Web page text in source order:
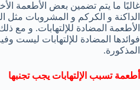
غالبًا ما يتم تضمين بعض الأطعمة
الداكنة و الكركم و المشروبات مثل
الأطعمة المضادة للإلتهابات. و مع
فوائدها المضادة للإلتهابات ليست
المذكورة.
أطعمة تسبب الإلتهابات يجب تجنبها